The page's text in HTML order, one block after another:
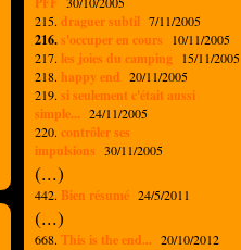
215. draguer subtil 7/11/2005
216.s'occuper en cours
10/11/2005
217. les joies du camping 15/11/2005
218. happy end 20/11/2005
219. si seulement c'était aussi
simple... 24/11/2005
220. contrôler ses
impulsions 30/11/2005
(...)
442. Bien résumé 24/5/2011
(...)
668. This is the end... 20/10/2012